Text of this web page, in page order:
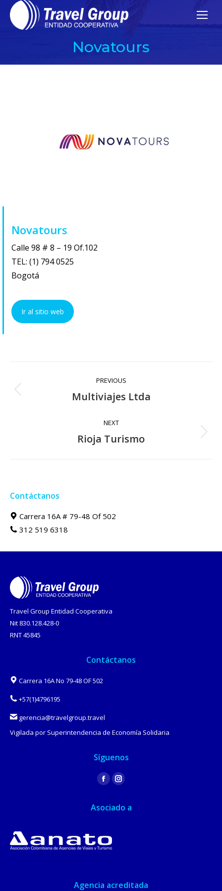
Novatours
Novatours
Calle 98 # 8 – 19 Of.102
TEL: (1) 794 0525
Bogotá
Ir al sitio web
entre
PREVIOUS
Proyecto
Multiviajes Ltda
NEXT
Proyecto
Rioja Turismo
Contáctanos
Carrera 16A # 79-48 Of 502
312 519 6318
Travel Group Entidad Cooperativa
Nit 830.128.428-0
RNT 45845
Contáctanos
Carrera 16A No 79-48 OF 502
+57(1)4796195
gerencia@travelgroup.travel
Vigilada por Superintendencia de Economía Solidaria
Síguenos
Facebook
opens
new
window
Instagram
opens
Asociado a
Agencia acreditada